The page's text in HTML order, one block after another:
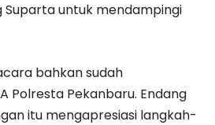
Suparta untuk mendampingi
bahkan sudah
Polresta Pekanbaru. Endang
itu mengapresiasi langkah-